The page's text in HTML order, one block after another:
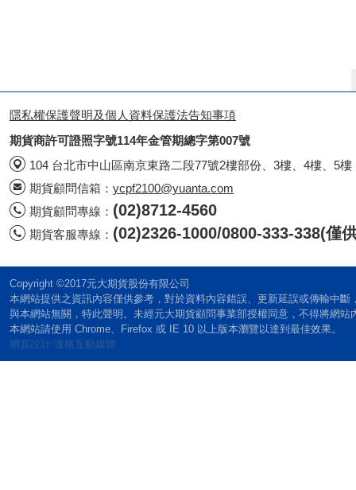
隱私權保護聲明及個人資料保護法告知事項
期貨商許可證照字號114年金管期總字第007號
104 台北市中山區南京東路二段77號2樓部份、3樓、4樓、5樓
期貨顧問信箱： ycpf2100@yuanta.com
期貨顧問專線： (02)8712-4560
期貨客服專線： (02)2326-1000/0800-333-338(僅
Copyright ©2017元大期貨股份有限公司
本網站提供之資訊內容僅供參考，對於資料內容錯誤、更新延誤或傳輸中
與本網站無關，特此聲明。未經元大期貨顧問事業部授權同意，不得將網站
本網站請使用 Chrome、Firefox 或 IE 10 以上版本瀏覽以達到最佳效果。
網頁設計:達格互動媒體